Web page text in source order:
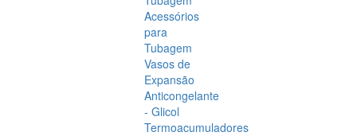
Acessórios
para
Tubagem
Vasos de
Expansão
Anticongelante
- Glicol
Termoacumuladores